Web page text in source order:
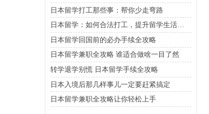
日本留学打工那些事：帮你少走弯路
日本留学：如何合法打工，提升留学生活质量
日本留学回国前的必办手续全攻略
日本留学兼职全攻略 谁适合做啥一目了然
转学退学别慌 日本留学手续全攻略
日本入境后那几样事儿一定要赶紧搞定
日本留学兼职全攻略让你轻松上手